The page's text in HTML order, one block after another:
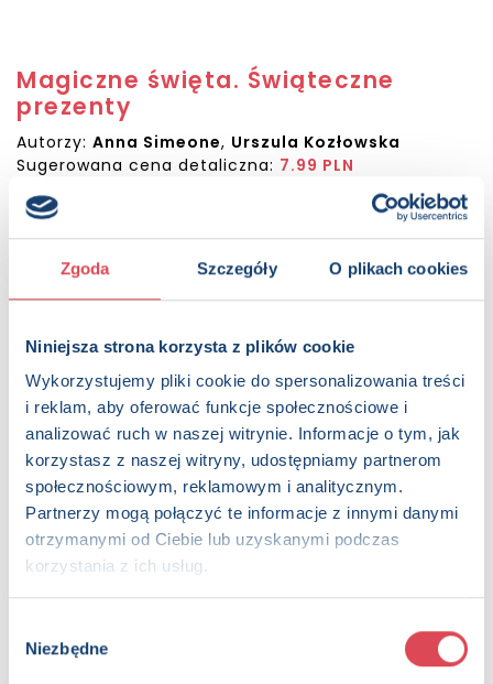
Zgoda Szczegóły O plikach cookies
Niniejsza strona korzysta z plików cookie
Wykorzystujemy pliki cookie do spersonalizowania treści
i reklam, aby oferować funkcje społecznościowe i
analizować ruch w naszej witrynie. Informacje o tym, jak
korzystasz z naszej witryny, udostępniamy partnerom
społecznościowym, reklamowym i analitycznym.
Partnerzy mogą połączyć te informacje z innymi danymi
otrzymanymi od Ciebie lub uzyskanymi podczas
korzystania z ich usług.
zgody
Niezbędne
Magiczne święta. Świąteczne
prezenty
Autorzy: Anna Simeone, Urszula Kozłowska
Sugerowana cena detaliczna: 7.99 PLN
Dostępna:
KUP NA SWIATKSIAZKI.PL
KUP NA KSIAZKI.PL
OPIS
Urocze, zabawnie zilustrowane wierszyki Urszuli Kozłowskiej,
które tworzą tę wyjątkową serię, umilą najmłodszym czas
oczekiwania na najpiękniejsze święta roku.
Strony:8 , Format: 16x16 cm
ISBN:978-83-274-9438-2
EAN:9788327494382
Rok wydania:2024
Wydawnictwo:Wydawnictwo Olesiejuk
Dzieci (0-12), Wiersze, Zima, Boże Narodzenie
Oprawa:książka całokartonowa